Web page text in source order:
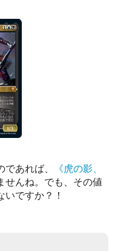
あれば、
《虎の影、
せんね。でも、その値
ですか？！